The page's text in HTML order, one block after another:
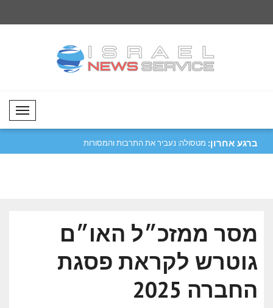
Mobil Menü
ברגע אחרון: מטסולה: נעביר את התרבות והמסורות נגד מכלית
מסר ממזכ״ל האו״ם
גוטרש לקראת פסגת
החברה 2025